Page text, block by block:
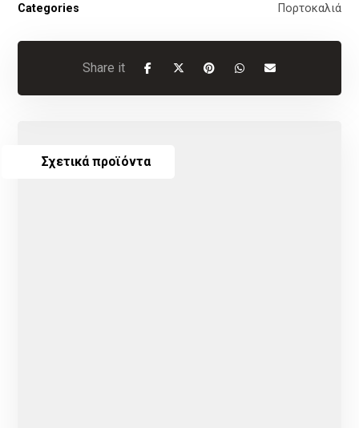
Categories
Πορτοκαλιά
Σχετικά προϊόντα